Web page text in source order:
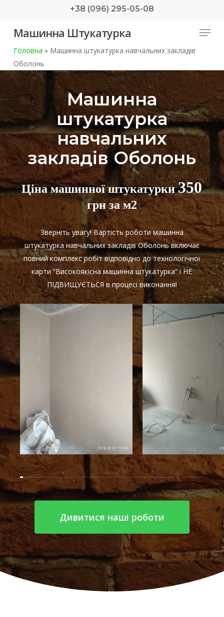
main
+38 (096) 295-05-08
Машинна Штукатурка Menu
Головна »Машинна штукатурка навчальних закладів
Оболонь
Машинна
штукатурка
навчальних
закладів Оболонь
Ціна машинної штукатурки350
грн за м2
Зверніть увагу! Вартість роботи машинна
штукатурка навчальних закладів Оболонь включає
повний комплекс робіт відповідно до технологічної
карти “Високоякісна машинна штукатурка” і НЕ
ПІДВИЩУЄТЬСЯ в процесі виконання!
Дивитися наші роботи